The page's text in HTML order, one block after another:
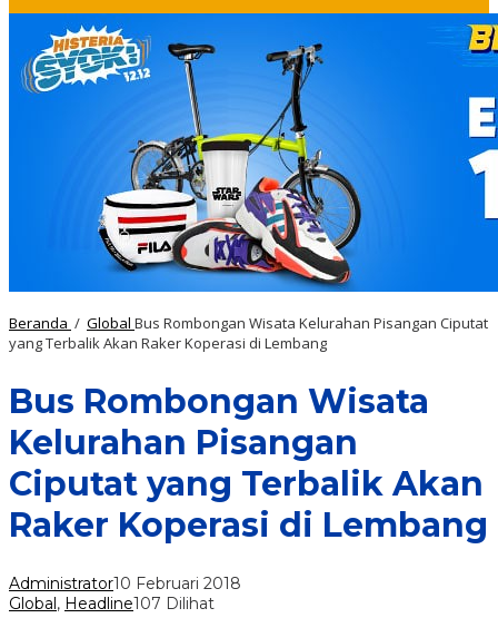
Beranda / Global Bus Rombongan Wisata Kelurahan Pisangan Ciputat
yang Terbalik Akan Raker Koperasi di Lembang
Bus Rombongan Wisata
Kelurahan Pisangan
Ciputat yang Terbalik Akan
Raker Koperasi di Lembang
Administrator10 Februari 2018
Global, Headline107 Dilihat